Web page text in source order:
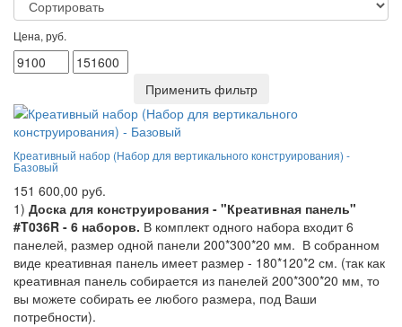
Цена, руб.
Креативный набор (Набор для вертикального конструирования) -
Базовый
151 600,00 руб.
1) Доска для конструирования - "Креативная панель"
#T036R - 6 наборов. В комплект одного набора входит 6
панелей, размер одной панели 200*300*20 мм. В собранном
виде креативная панель имеет размер - 180*120*2 см. (так как
креативная панель собирается из панелей 200*300*20 мм, то
вы можете собирать ее любого размера, под Ваши
потребности).